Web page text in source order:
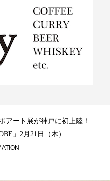
アート展が神戸に初上陸！
」2月21日（木）...